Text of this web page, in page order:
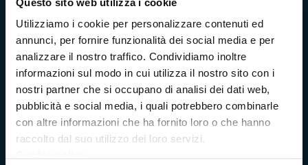
Utilizziamo i cookie per personalizzare contenuti ed
annunci, per fornire funzionalità dei social media e per
analizzare il nostro traffico. Condividiamo inoltre
informazioni sul modo in cui utilizza il nostro sito con i
nostri partner che si occupano di analisi dei dati web,
pubblicità e social media, i quali potrebbero combinarle
con altre informazioni che ha fornito loro o che hanno
raccolto dal suo utilizzo dei loro servizi.
Bandi di concorso
Richieste di accesso
Problemi di accessibilità
Dichiarazione di accessibilità